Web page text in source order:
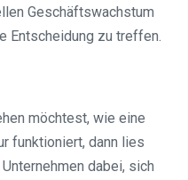
Geschäftswachstum
Entscheidung zu treffen.
möchtest, wie eine
funktioniert, dann lies
dabei, sich